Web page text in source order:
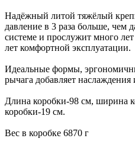
Надёжный литой тяжёлый
давление в 3 раза больше, чем
системе и прослужит много
лет комфортной эксплуатации.
Идеальные формы,
рычага добавляет
Длина коробки-98 см, ширина
коробки-19 см.
Вес в коробке 6870 г